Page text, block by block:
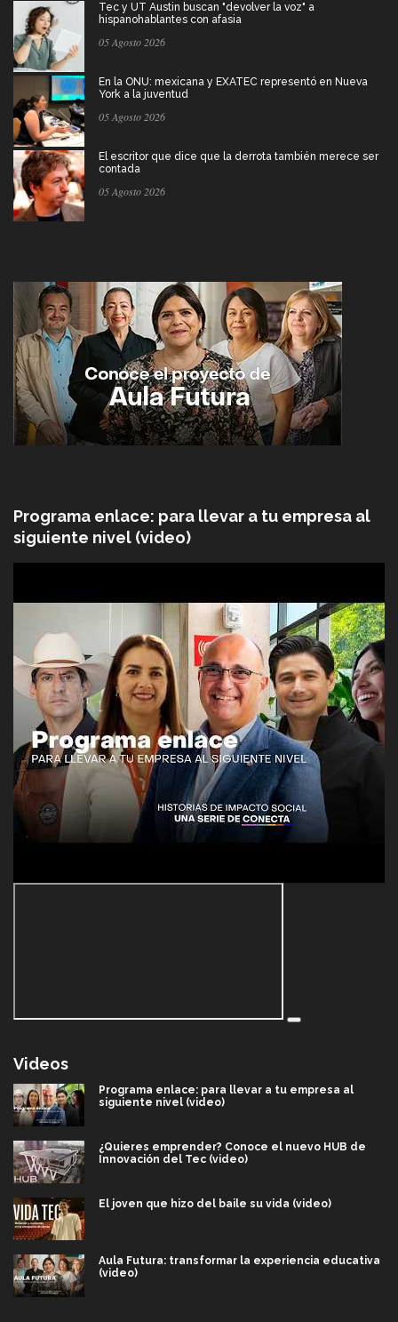
Tec y UT Austin buscan "devolver la voz" a
hispanohablantes con afasia
05 Agosto 2026
En la ONU: mexicana y EXATEC representó en Nueva
York a la juventud
05 Agosto 2026
El escritor que dice que la derrota también merece ser
contada
05 Agosto 2026
Programa enlace: para llevar a tu empresa al
siguiente nivel (video)
Videos
Programa enlace: para llevar a tu empresa al
siguiente nivel (video)
¿Quieres emprender? Conoce el nuevo HUB de
Innovación del Tec (video)
El joven que hizo del baile su vida (video)
Aula Futura: transformar la experiencia educativa
(video)